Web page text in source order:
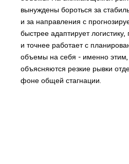
вынуждены бороться за
и за направления с
быстрее адаптирует
и точнее работает с
объемы на себя - именно этим,
объясняются резкие рывки
фоне общей стагнации.